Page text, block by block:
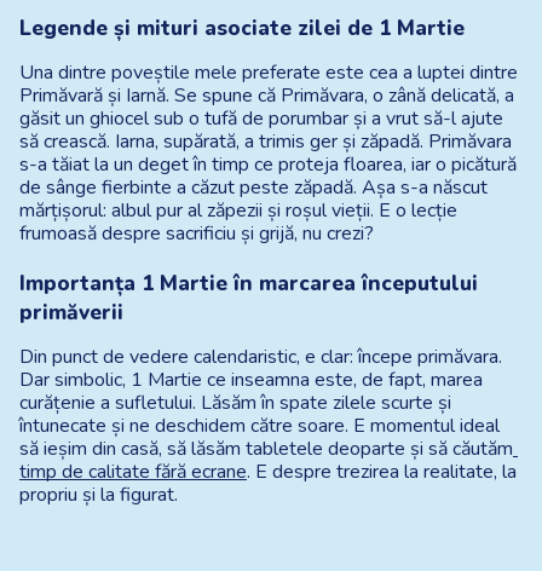
Legende și mituri asociate zilei de 1 Martie
Una dintre poveștile mele preferate este cea a luptei dintre
Primăvară și Iarnă. Se spune că Primăvara, o zână delicată, a
găsit un ghiocel sub o tufă de porumbar și a vrut să-l ajute
să crească. Iarna, supărată, a trimis ger și zăpadă. Primăvara
s-a tăiat la un deget în timp ce proteja floarea, iar o picătură
de sânge fierbinte a căzut peste zăpadă. Așa s-a născut
mărțișorul: albul pur al zăpezii și roșul vieții. E o lecție
frumoasă despre sacrificiu și grijă, nu crezi?
Importanța 1 Martie în marcarea începutului
primăverii
Din punct de vedere calendaristic, e clar: începe primăvara.
Dar simbolic, 1 Martie ce inseamna este, de fapt, marea
curățenie a sufletului. Lăsăm în spate zilele scurte și
întunecate și ne deschidem către soare. E momentul ideal
să ieșim din casă, să lăsăm tabletele deoparte și să căutăm
timp de calitate fără ecrane. E despre trezirea la realitate, la
propriu și la figurat.